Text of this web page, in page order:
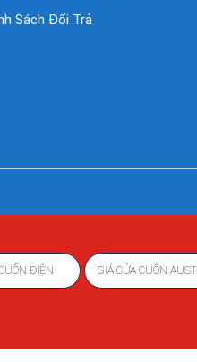
Sách Đổi Trả
ĐIỆN GIÁ CỬA CUỐN